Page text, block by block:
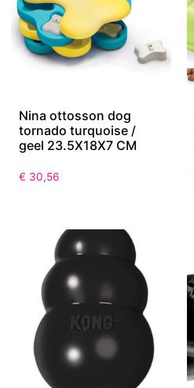
Nina ottosson dog
tornado turquoise /
geel 23.5X18X7 CM
€ 30,56